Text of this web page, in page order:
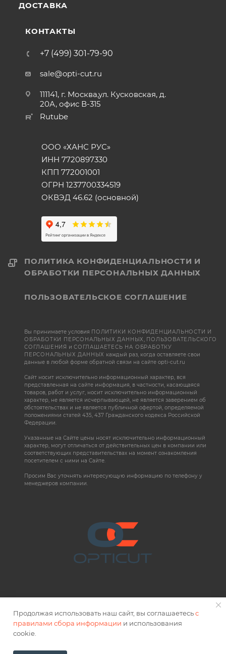
ДОСТАВКА
КОНТАКТЫ
+7 (499) 301-79-90
sale@opti-cut.ru
111141, г. Москва,ул. Кусковская, д.
20А, офис В-315
Rutube
ООО «ХАНС РУС»
ИНН 7720897330
КПП 772001001
ОГРН 1237700334519
ОКВЭД 46.62 (основной)
ПОЛИТИКА КОНФИДЕНЦИАЛЬНОСТИ И
ОБРАБОТКИ ПЕРСОНАЛЬНЫХ ДАННЫХ
ПОЛЬЗОВАТЕЛЬСКОЕ СОГЛАШЕНИЕ
Вы принимаете условия ПОЛИТИКИ КОНФИДЕНЦИАЛЬНОСТИ И
ОБРАБОТКИ ПЕРСОНАЛЬНЫХ ДАННЫХ, ПОЛЬЗОВАТЕЛЬСКОГО
СОГЛАШЕНИЯ иСОГЛАШАЕТЕСЬ НА ОБРАБОТКУ
ПЕРСОНАЛЬНЫХ ДАННЫХ каждый раз, когда оставляете свои
данные в любой форме обратной связи на сайте opti-cut.ru
Сайт носит исключительно информационный характер, вся
представленная на сайте информация, в частности, касающаяся
товаров, работ и услуг, носит исключительно информационный
характер, не является исчерпывающей, не является заверением об
обстоятельствах и не является публичной офертой, определяемой
положениями статей 435, 437 Гражданского кодекса Российской
Федерации.
Указанные на Сайте цены носят исключительно информационный
характер, могут отличаться от действительных цен в компании или
соответствующих представительствах на момент ознакомления
посетителем с ними на Сайте.
Просим Вас уточнять интересующую информацию по телефону у
менеджеров компании.
2026 © OPTICUT
Продолжая использовать наш сайт, вы соглашаетесьс
правилами сбора информации и использования
cookie.